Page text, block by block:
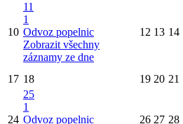
10
11
1
Odvoz popelnic
Zobrazit všechny
záznamy ze dne
12 13 14
17 18 19 20 21
24
25
1
Odvoz popelnic
26 27 28